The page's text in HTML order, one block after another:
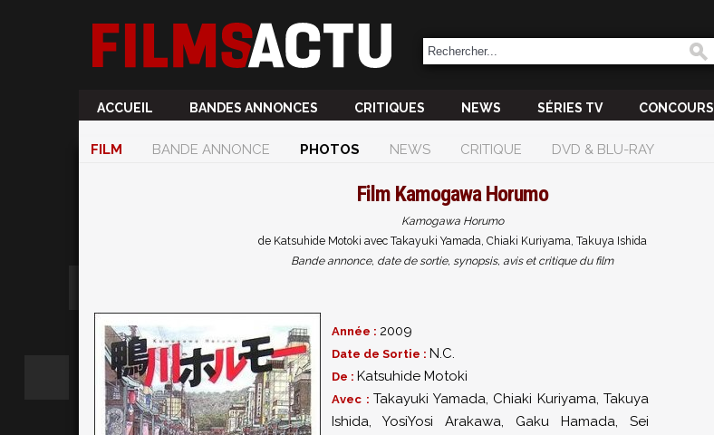
ACCUEIL BANDES ANNONCES CRITIQUES NEWS SÉRIES TV CONCOURS
FILM BANDE ANNONCE PHOTOS NEWS CRITIQUE DVD & BLU-RAY
Film Kamogawa Horumo
Kamogawa Horumo
de Katsuhide Motoki avec Takayuki Yamada, Chiaki Kuriyama, Takuya Ishida
Bande annonce, date de sortie, synopsis, avis et critique du film
Année : 2009
Date de Sortie : N.C.
De : Katsuhide Motoki
Avec : Takayuki Yamada, Chiaki Kuriyama, Takuya
Ishida, YosiYosi Arakawa, Gaku Hamada, Sei